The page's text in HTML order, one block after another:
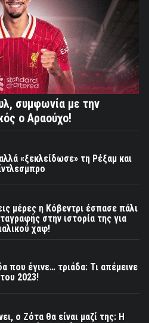
συμφωνία με την
ο Αραούχο!
«ξεκλείδωσε» τη Ρέξαμ και
μέρες η Κόβεντρι έσπασε πάλι
στην ιστορία της για
χαφ!
που έγινε… τριάδα: Τι απέμεινε
2023!
ο Ζότα θα είναι μαζί της: Η